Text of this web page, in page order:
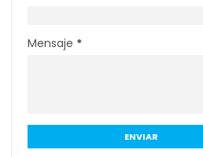
Mensaje *